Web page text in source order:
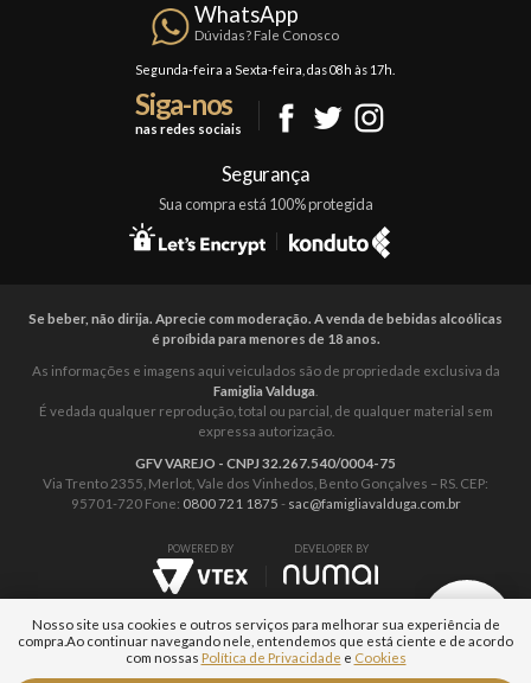
Trocas e Devoluções
Formas de Pagamento
WhatsApp
Dúvidas? Fale Conosco
Segunda-feira a Sexta-feira, das 08h às 17h.
Siga-nos
nas redes sociais
Segurança
Sua compra está 100% protegida
Se beber, não dirija. Aprecie com moderação. A venda de bebidas alcoólicas
é proíbida para menores de 18 anos.
As informações e imagens aqui veiculados são de propriedade exclusiva da
Famiglia Valduga
É vedada qualquer reprodução, total ou parcial, de qualquer material sem
expressa autorização.
GFV VAREJO - CNPJ 32.267.540/0004-75
Via Trento 2355, Merlot, Vale dos Vinhedos, Bento Gonçalves – RS. CEP:
95701-720 Fone: 0800 721 1875 - sac@famigliavalduga.com.br
POWERED BY DEVELOPER BY
Nosso site usa cookies e outros serviços para melhorar sua experiência de
compra. Ao continuar navegando nele, entendemos que está ciente e de acordo
com nossas Política de Privacidade e Cookies